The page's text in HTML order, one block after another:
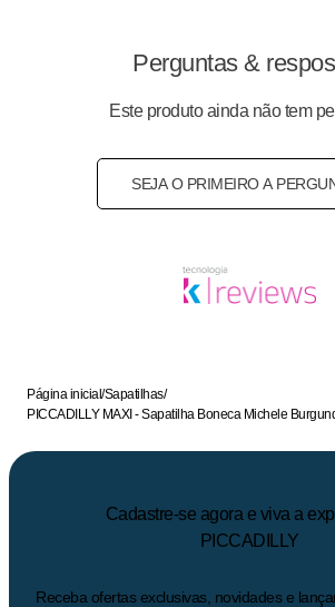
Perguntas &
Este produto ainda não tem
SEJA O PRIMEIRO A
Página inicial/Sapatilhas/
PICCADILLY MAXI - Sapatilha Boneca Michele
Cadastre-se agora e viva a
PICCADILLY
Receba ofertas exclusivas, novidades e